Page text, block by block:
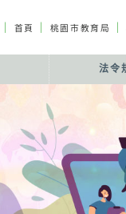
首頁 桃園市教育局
法令